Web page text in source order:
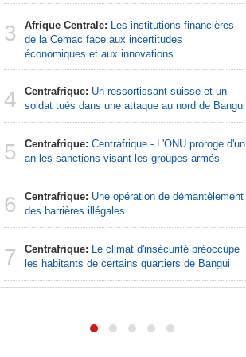
3 Afrique Centrale: Les institutions financières
de la Cemac face aux incertitudes
économiques et aux innovations
4 Centrafrique: Un ressortissant suisse et un
soldat tués dans une attaque au nord de Bangui
5 Centrafrique: Centrafrique - L'ONU proroge d'un
an les sanctions visant les groupes armés
6 Centrafrique: Une opération de démantèlement
des barrières illégales
7 Centrafrique: Le climat d'insécurité préoccupe
les habitants de certains quartiers de Bangui